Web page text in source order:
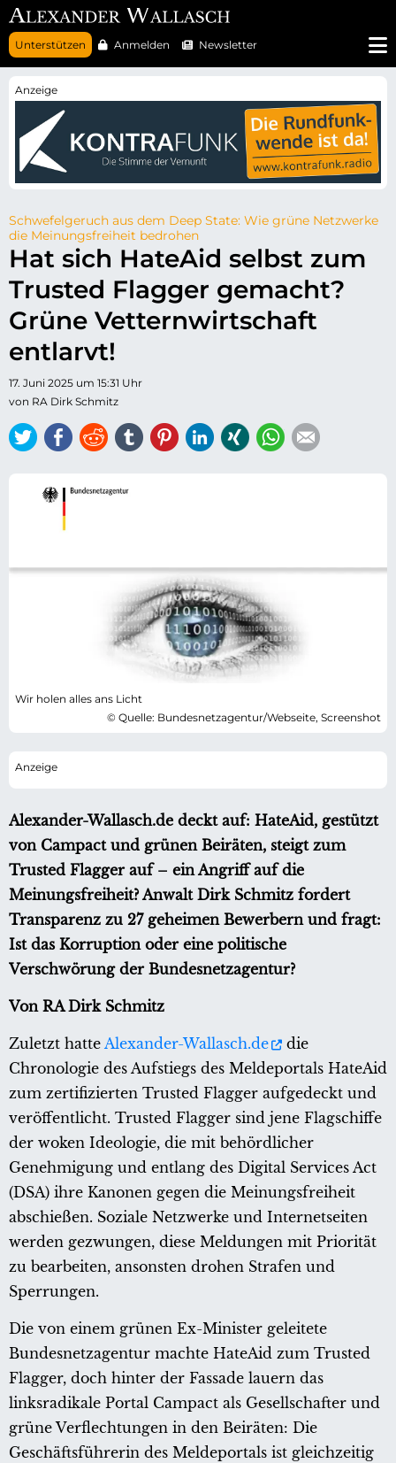
N
a
v
r
s
p
n
g
n
Unterstützen Anmelden Newsletter
Schwefelgeruch aus dem Deep State: Wie grüne Netzwerke
die Meinungsfreiheit bedrohen
Hat sich HateAid selbst zum
Trusted Flagger gemacht?
Grüne Vetternwirtschaft
entlarvt!
17. Juni 2025 um 15:31 Uhr
von RA Dirk Schmitz
TwitterFacebook
ReddittumblrPinterestLinkedIn
Xing WhatsApp
Wir holen alles ans Licht
© Quelle: Bundesnetzagentur/Webseite, Screenshot
Alexander-Wallasch.de deckt auf: HateAid, gestützt
von Campact und grünen Beiräten, steigt zum
Trusted Flagger auf – ein Angriff auf die
Meinungsfreiheit? Anwalt Dirk Schmitz fordert
Transparenz zu 27 geheimen Bewerbern und fragt:
Ist das Korruption oder eine politische
Verschwörung der Bundesnetzagentur?
Von RA Dirk Schmitz
Zuletzt hatte Alexander-Wallasch.de
die
Chronologie des Aufstiegs des Meldeportals HateAid
zum zertifizierten Trusted Flagger aufgedeckt und
veröffentlicht. Trusted Flagger sind jene Flagschiffe
der woken Ideologie, die mit behördlicher
Genehmigung und entlang des Digital Services Act
(DSA) ihre Kanonen gegen die Meinungsfreiheit
abschießen. Soziale Netzwerke und Internetseiten
werden gezwungen, diese Meldungen mit Priorität
zu bearbeiten, ansonsten drohen Strafen und
Sperrungen.
Die von einem grünen Ex-Minister geleitete
Bundesnetzagentur machte HateAid zum Trusted
Flagger, doch hinter der Fassade lauern das
linksradikale Portal Campact als Gesellschafter und
grüne Verflechtungen in den Beiräten: Die
Geschäftsführerin des Meldeportals ist gleichzeitig